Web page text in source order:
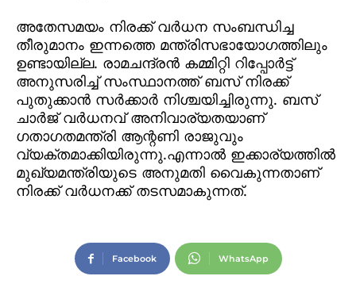
അതേസമയം നിരക്ക് വര്‍ധന സംബന്ധിച്ച
തീരുമാനം ഇന്നത്തെ മന്ത്രിസഭായോഗത്തിലും
ഉണ്ടായില്ല. രാമചന്ദ്രന്‍ കമ്മിറ്റി റിപ്പോര്‍ട്ട്
അനുസരിച്ച് സംസ്ഥാനത്ത് ബസ് നിരക്ക്
പുതുക്കാന്‍ സര്‍ക്കാര്‍ നിശ്ചയിച്ചിരുന്നു. ബസ്
ചാര്‍ജ് വര്‍ധനവ് അനിവാര്യതയാണ്
ഗതാഗതമന്ത്രി ആന്റണി രാജുവും
വ്യക്തമാക്കിയിരുന്നു.എന്നാല്‍ ഇക്കാര്യത്തില്‍
മുഖ്യമന്ത്രിയുടെ അനുമതി വൈകുന്നതാണ്
നിരക്ക് വര്‍ധനക്ക് തടസമാകുന്നത്.
Facebook WhatsApp